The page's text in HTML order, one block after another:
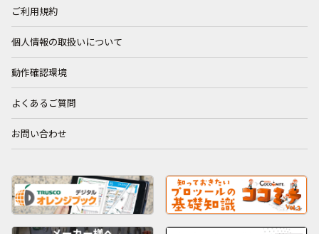
ご利用規約
個人情報の取扱いについて
動作確認環境
よくあるご質問
お問い合わせ